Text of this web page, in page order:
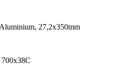
27,2x350mm